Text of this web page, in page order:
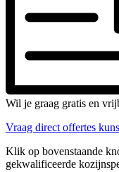
Wil je graag gratis en
Vraag direct offertes
Klik op bovenstaande
gekwalificeerde